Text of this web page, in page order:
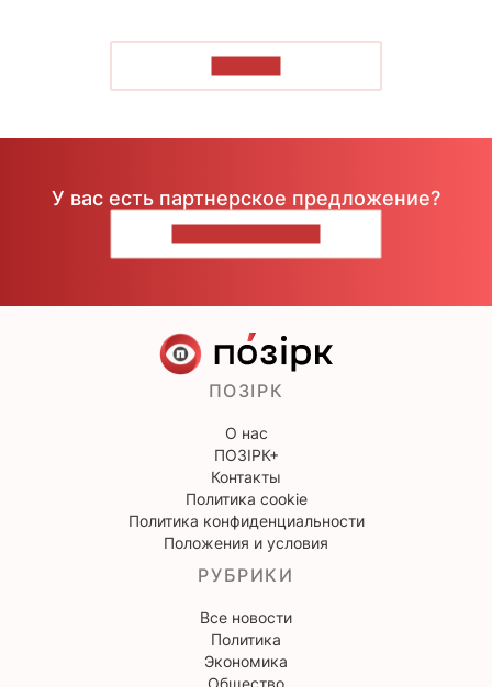
У вас есть партнерское предложение?
ПОЗІРК
О нас
ПОЗІРК+
Контакты
Политика cookie
Политика конфиденциальности
Положения и условия
РУБРИКИ
Все новости
Политика
Экономика
Общество